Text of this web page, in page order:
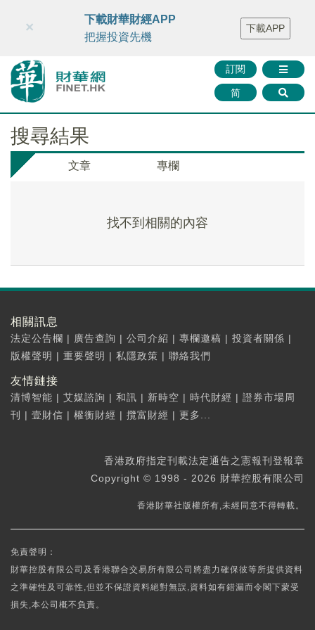
財華智庫網 FINTV FINMETA 財華證券 媒體矩陣
智庫沙龍
聯絡我們
訂閱
简
×
下載財華財經APP
把握投資先機
下載APP
搜尋結果
文章 專欄
找不到相關的內容
相關訊息
法定公告欄 | 廣告查詢 | 公司介紹 | 專欄邀稿 | 投資者關係 |
版權聲明 | 重要聲明 | 私隱政策 | 聯絡我們
友情鏈接
清博智能 | 艾媒諮詢 | 和訊 | 新時空 | 時代財經 | 證券市場周
刊
| 壹財信 | 權衡財經 | 攬富財經 | 更多...
香港政府指定刊載法定通告之憲報刊登報章
Copyright © 1998 - 2026 財華控股有限公司
香港財華社版權所有,未經同意不得轉載。
免責聲明：
財華控股有限公司及香港聯合交易所有限公司將盡力確保彼等所提供資料
之準確性及可靠性,但並不保證資料絕對無誤,資料如有錯漏而令閣下蒙受
損失,本公司概不負責。